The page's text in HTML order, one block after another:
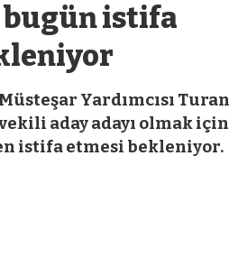
bugün istifa
Yardımcısı Turan
aday adayı olmak için
istifa etmesi bekleniyor.